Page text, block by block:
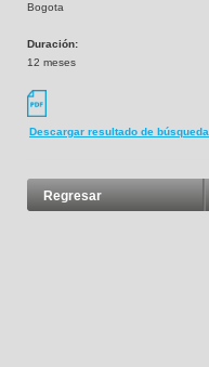
Bogota
Duración:
12 meses
Descargar resultado de búsqueda
Regresar